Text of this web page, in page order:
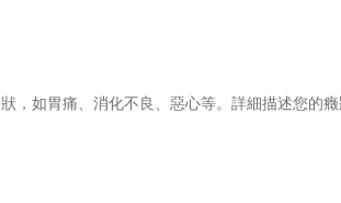
，如胃痛、消化不良、惡心等。詳細描述您的